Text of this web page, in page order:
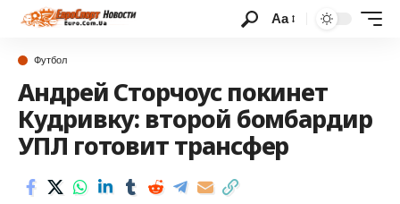
Аа
Футбол
Андрей Сторчоус покинет
Кудривку: второй бомбардир
УПЛ готовит трансфер